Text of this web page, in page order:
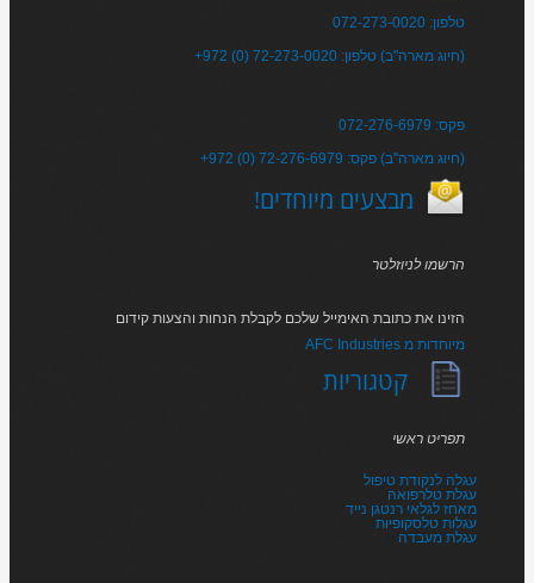
טלפון: 072-273-0020
+972 (0) 72-273-0020 :חיוג מארה"ב) טלפון)
פקס: 072-276-6979
+972 (0) 72-276-6979 :חיוג מארה"ב) פקס)
!מבצעים מיוחדים
הרשמו לניוזלטר
הזינו את כתובת האימייל שלכם לקבלת הנחות והצעות קידום
AFC Industries מיוחדות מ
קטגוריות
תפריט ראשי
עגלה לנקודת טיפול
עגלת טלרפואה
מאחז לגלאי רנטגן נייד
עגלות טלסקופיות
עגלת מעבדה